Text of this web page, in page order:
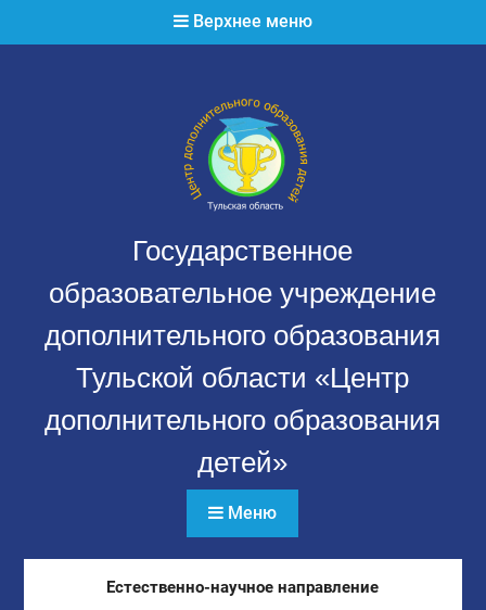
Верхнее меню
Государственное
образовательное учреждение
дополнительного образования
Тульской области «Центр
дополнительного образования
детей»
Меню
Естественно-научное направление